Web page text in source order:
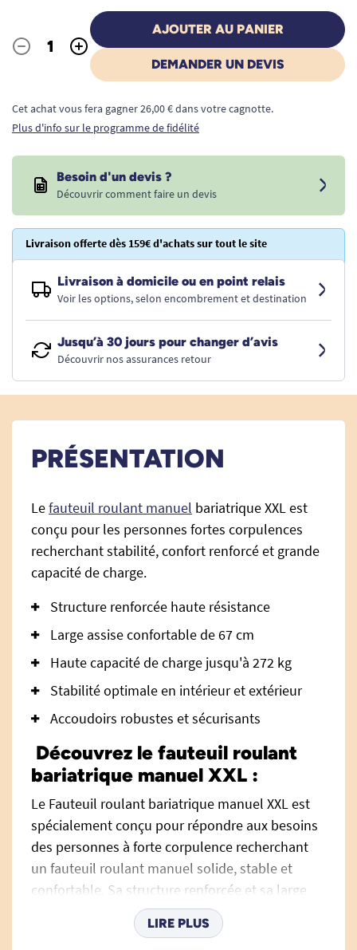
Quantité
- +
AJOUTER AU PANIER
DEMANDER UN DEVIS
Cet achat vous fera gagner 26,00 € dans votre cagnotte.
Plus d'info sur le programme de fidélité
Besoin d'un devis ?
Découvrir comment faire un devis
Livraison offerte dès 159€ d'achats sur tout le site
Livraison à domicile ou en point relais
Voir les options, selon encombrement et destination
Jusqu’à 30 jours pour changer d’avis
Découvrir nos assurances retour
PRÉSENTATION
Lefauteuil roulant manuel bariatrique XXL est
conçu pour les personnes fortes corpulences
recherchant stabilité, confort renforcé et grande
capacité de charge.
Structure renforcée haute résistance
Large assise confortable de 67 cm
Haute capacité de charge jusqu'à 272 kg
Stabilité optimale en intérieur et extérieur
Accoudoirs robustes et sécurisants
Découvrez le fauteuil roulant
bariatrique manuel XXL :
Le Fauteuil roulant bariatrique manuel XXL est
spécialement conçu pour répondre aux besoins
des personnes à forte corpulence recherchant
un fauteuil roulant manuel solide, stable et
confortable. Sa structure renforcée et sa large
assise offrent une solution fiable pour les
déplacements quotidiens, à domicile comme en
LIRE PLUS